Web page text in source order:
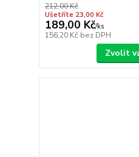
212,00 Kč
Ušetříte 23,00 Kč
189,00 Kč/ks
156,20 Kč bez DPH
Zvolit